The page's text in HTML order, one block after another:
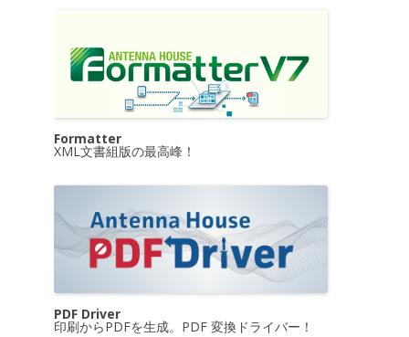
Formatter
XML文書組版の最高峰！
PDF Driver
印刷からPDFを生成。PDF 変換ドライバー！